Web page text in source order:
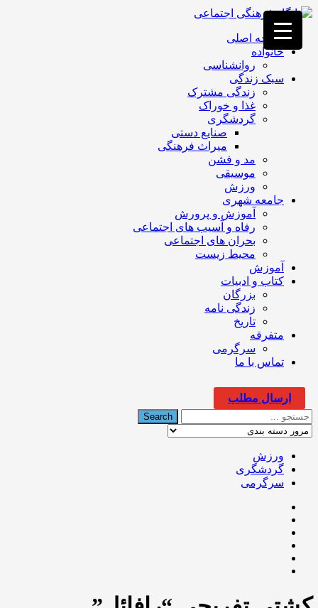
فصد
خون
غرب
تهران
خشکشویی
تصفیه
تهران
صفحه اصلی
خانواده
روانشناسی
سبک زندگی
زندگی مشترک
غذا و خوراک
گردشگری
صنایع دستی
میراث فرهنگی
مد و فشن
موسیقی
ورزش
جامعه شهری
آموزش و پرورش
رفاه و آسیب های اجتماعی
بحران های اجتماعی
محیط زیست
آموزش
کتاب و ادبیات
بزرگان
زندگی نامه
تاریخ
متفرقه
سرگرمی
تماس با ما
ارسال مطلب
ورزش
گردشگری
سرگرمی